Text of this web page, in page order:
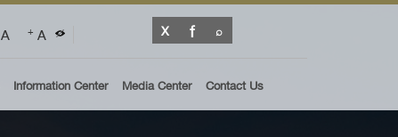
A + A
Information Center Media Center Contact Us